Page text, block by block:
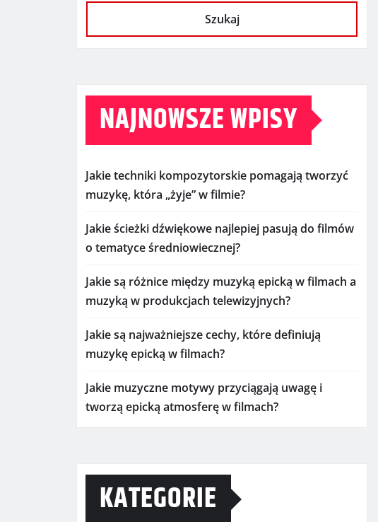
Szukaj
NAJNOWSZE WPISY
Jakie techniki kompozytorskie pomagają tworzyć
muzykę, która „żyje” w filmie?
Jakie ścieżki dźwiękowe najlepiej pasują do filmów
o tematyce średniowiecznej?
Jakie są różnice między muzyką epicką w filmach a
muzyką w produkcjach telewizyjnych?
Jakie są najważniejsze cechy, które definiują
muzykę epicką w filmach?
Jakie muzyczne motywy przyciągają uwagę i
tworzą epicką atmosferę w filmach?
KATEGORIE